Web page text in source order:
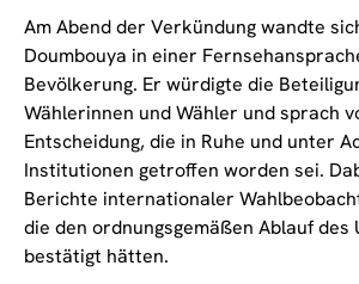
Am Abend der Verkündung wandte
Doumbouya in einer
Bevölkerung. Er würdigte die
Wählerinnen und Wähler und sprach
Entscheidung, die in Ruhe und unter
Institutionen getroffen worden sei.
Berichte internationaler
die den ordnungsgemäßen Ablauf des
bestätigt hätten.